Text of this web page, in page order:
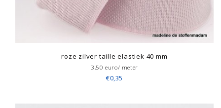
roze zilver taille elastiek 40 mm
3,50 euro/ meter
€0,35